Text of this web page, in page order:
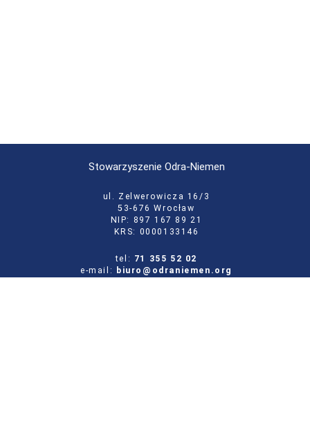
Stowarzyszenie Odra-Niemen
ul. Zelwerowicza 16/3
53-676 Wrocław
NIP: 897 167 89 21
KRS: 0000133146
tel: 71 355 52 02
e-mail:
biuro@odraniemen.org